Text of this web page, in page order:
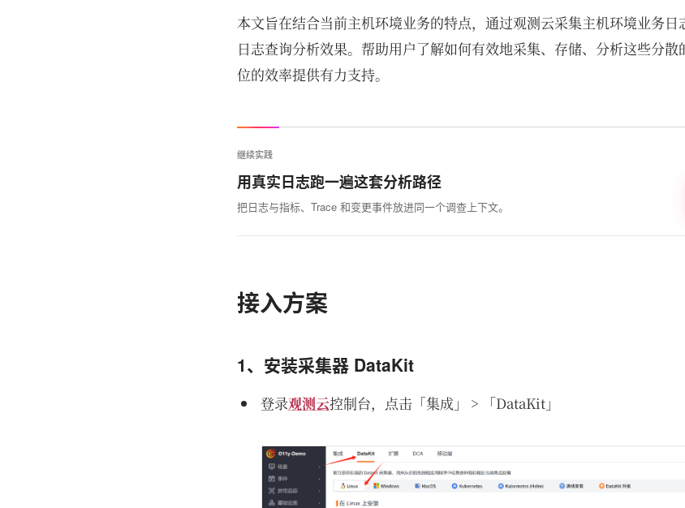
本文旨在结合当前主机环境业务的特点，通过观测云采集主机环境业务
日志查询分析效果。帮助用户了解如何有效地采集、存储、分析这些分
位的效率提供有力支持。
继续实践
用真实日志跑一遍这套分析路径
把日志与指标、Trace 和变更事件放进同一个调查上下文。
接入方案
1、安装采集器 DataKit
登录观测云控制台，点击「集成」 > 「DataKit」